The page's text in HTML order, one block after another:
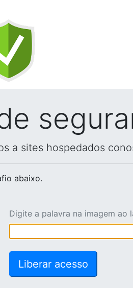
a sites hospedados
abaixo.
Digite a palavra na imagem ao